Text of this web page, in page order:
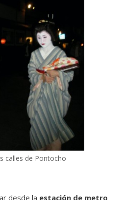
calles de Pontocho
desde la estación de metro